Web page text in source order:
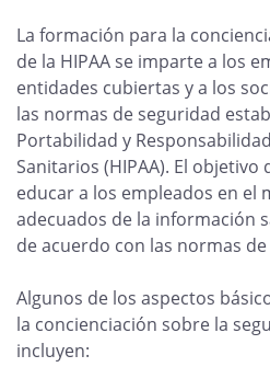
La formación para la
de la HIPAA se imparte a los
entidades cubiertas y a los
las normas de seguridad
Portabilidad y
Sanitarios (HIPAA). El objetivo
educar a los empleados en el
adecuados de la información
de acuerdo con las normas
Algunos de los aspectos
la concienciación sobre la
incluyen: